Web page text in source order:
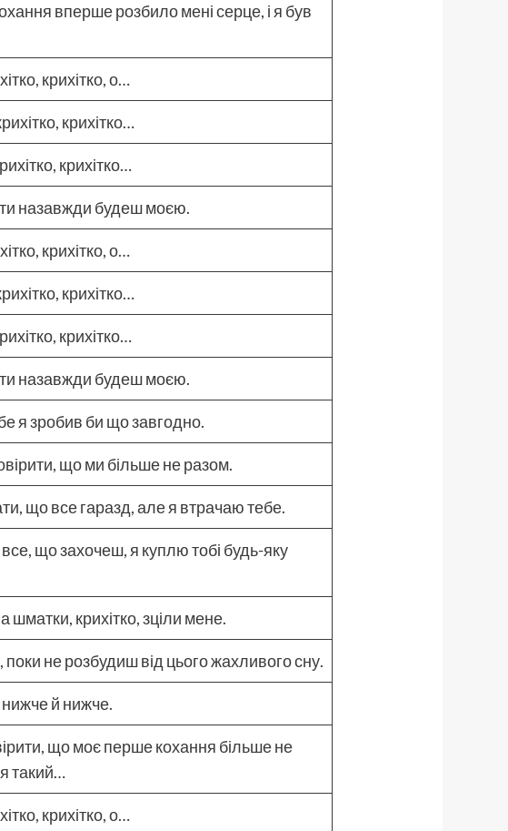
вперше розбило мені серце, і я був
крихітко, о…
крихітко…
крихітко…
назавжди будеш моєю.
крихітко, о…
крихітко…
крихітко…
назавжди будеш моєю.
я зробив би що завгодно.
що ми більше не разом.
що все гаразд, але я втрачаю тебе.
що захочеш, я куплю тобі будь-яку
шматки, крихітко, зціли мене.
не розбудиш від цього жахливого сну.
й нижче.
що моє перше кохання більше не
такий…
крихітко, о…